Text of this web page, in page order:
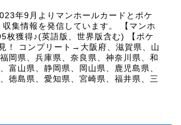
年9月よりマンホールカードとポケ
集情報を発信しています。 【マンホ
枚獲得♪(英語版、世界版含む) 【ポケ
！ コンプリート→大阪府、滋賀県、山
岡県、兵庫県、奈良県、神奈川県、和
富山県、静岡県、岡山県、鹿児島県、
徳島県、愛知県、宮崎県、福井県、三